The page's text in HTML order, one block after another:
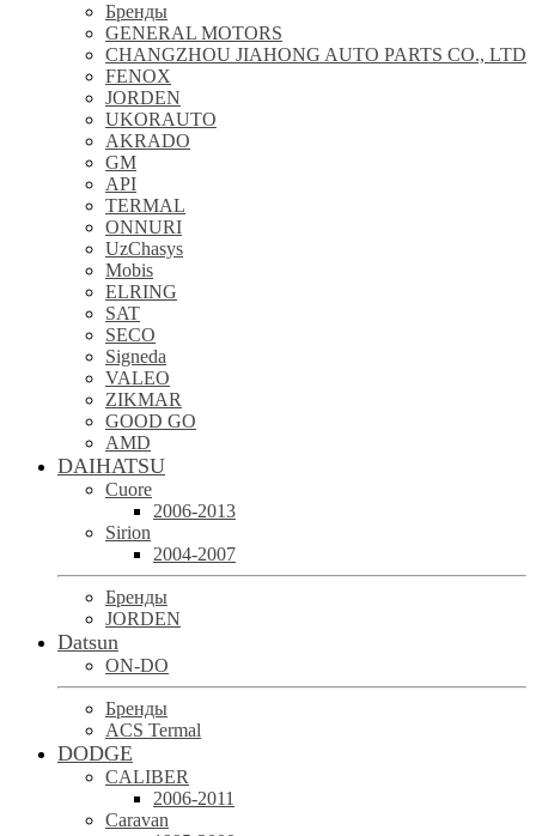
Бренды
GENERAL MOTORS
CHANGZHOU JIAHONG AUTO PARTS CO., LTD
FENOX
JORDEN
UKORAUTO
AKRADO
GM
API
TERMAL
ONNURI
UzChasys
Mobis
ELRING
SAT
SECO
Signeda
VALEO
ZIKMAR
GOOD GO
AMD
DAIHATSU
Cuore
2006-2013
Sirion
2004-2007
Бренды
JORDEN
Datsun
ON-DO
Бренды
ACS Termal
DODGE
CALIBER
2006-2011
Caravan